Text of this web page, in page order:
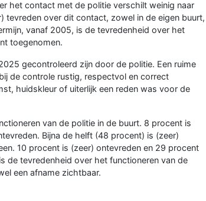
het contact met de politie verschilt weinig naar
over dit contact, zowel in de eigen buurt,
vanaf 2005, is de tevredenheid over het
toegenomen.
gecontroleerd zijn door de politie. Een ruime
de controle rustig, respectvol en correct
huidskleur of uiterlijk een reden was voor de
van de politie in de buurt. 8 procent is
Bijna de helft (48 procent) is (zeer)
10 procent is (zeer) ontevreden en 29 procent
de tevredenheid over het functioneren van de
een afname zichtbaar.